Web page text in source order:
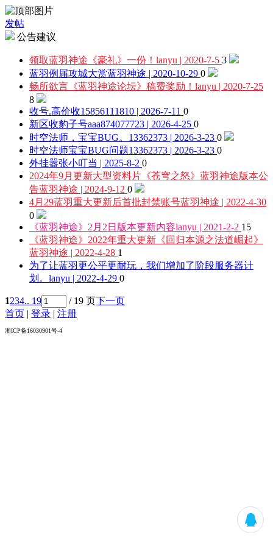
发帖
公告建议
领取蓝羽神途《豪礼》一份！ lanyu | 2020-7-5 3
蓝羽例届攻城大赏蓝羽神途 | 2020-10-29 0
畅所欲言《蓝羽神途论坛》稿费奖励！ lanyu | 2020-7-25
8
收号.高价收15856111810 | 2026-7-11 0
新区收豹子号aaa874077723 | 2026-4-25 0
时空法师，宝宝BUG。 13362373 | 2026-3-23 0
时空法师宝宝BUG问题13362373 | 2026-3-23 0
外挂嚣张小叮当 | 2025-8-2 0
2024年9月更新大型资料片《苍穹之怒》蓝羽神途版本公
告蓝羽神途 | 2024-9-12 0
4月29蓝羽重大更新后首批封禁账号蓝羽神途 | 2022-4-30
0
《蓝羽神途》2月2日版本更新内容lanyu | 2021-2-2 15
《蓝羽神途》2022年重大更新《回归本源之法道崛起》
蓝羽神途 | 2022-4-28 1
为了让蓝羽更公平更耐玩，我们增加了阶段服务器计
划。 lanyu | 2022-4-29 0
1234.. 19 / 19 页下一页
首页 | 登录 | 注册
浙ICP备16030901号-4